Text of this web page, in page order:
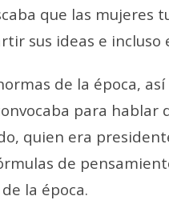
que las
sus ideas e incluso
de la época,
para hablar
quien era
de
la época.